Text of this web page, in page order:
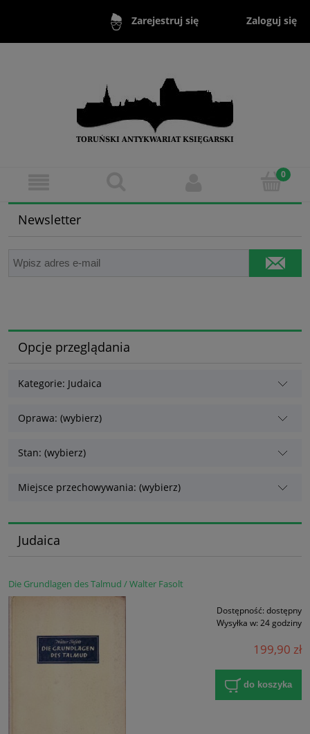
Zarejestruj się Zaloguj się
Newsletter
Opcje przeglądania
Kategorie: Judaica
Oprawa: (wybierz)
Stan: (wybierz)
Miejsce przechowywania: (wybierz)
Judaica
Die Grundlagen des Talmud / Walter Fasolt
Dostępność: dostępny
Wysyłka w: 24 godziny
199,90 zł
do koszyka